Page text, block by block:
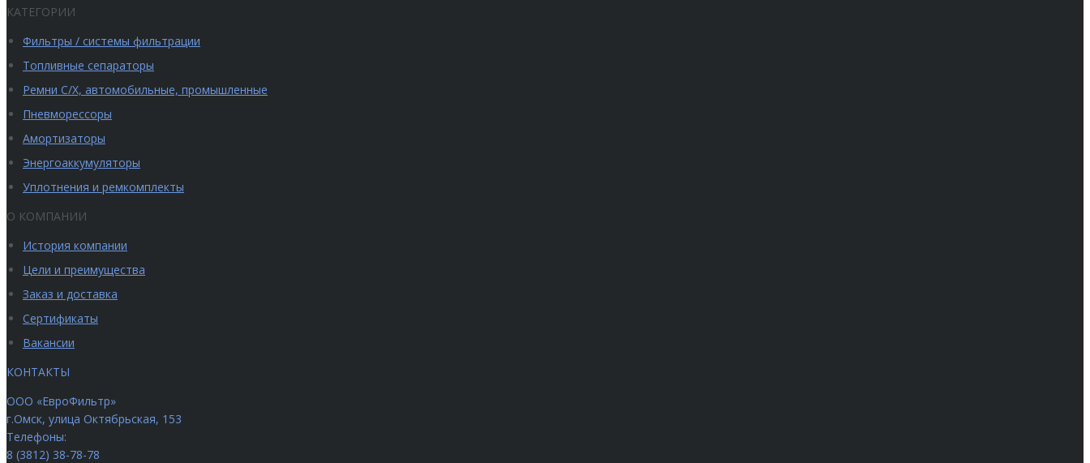
КАТЕГОРИИ
Фильтры / системы фильтрации
Топливные сепараторы
Ремни С/Х, автомобильные, промышленные
Пневморессоры
Амортизаторы
Энергоаккумуляторы
Уплотнения и ремкомплекты
О КОМПАНИИ
История компании
Цели и преимущества
Заказ и доставка
Сертификаты
Вакансии
КОНТАКТЫ
ООО «ЕвроФильтр»
г.Омск, улица Октябрьская, 153
Телефоны:
8 (3812) 38-78-78